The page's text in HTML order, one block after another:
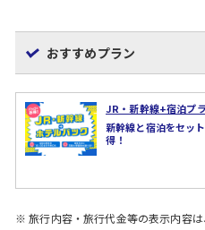
おすすめプラン
JR・新幹線+宿泊プ
新幹線と宿泊をセッ
得！
※ 旅行内容・旅行代金等の表示内容は